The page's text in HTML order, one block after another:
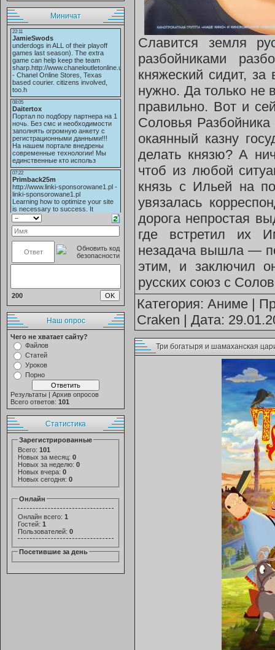
Миничат
200
Наш опрос
Чего не хватает сайту?
Файлов
Статей
Уроков
Порно
Результаты | Архив опросов
Всего ответов: 101
Статистика
Зарегистрированные
Всего: 101
Новых за месяц: 0
Новых за неделю: 0
Новых вчера: 0
Новых сегодня: 0
Онлайн
Онлайн всего: 1
Гостей: 1
Пользователей: 0
Посетившие за день
Славится земля
разбойниками
княжеский сидит,
нужно. Да только не
правильно. Вот и
Соловья
окаянный казну
делать князю? А
чтоб из любой
князь с Ильей на
увязалась
дорога непростая
где встретил их
незадача вышла —
этим, и заключил
русских союз с
Категория: Аниме |
Craken | Дата:
Три богатыря и шамаханская